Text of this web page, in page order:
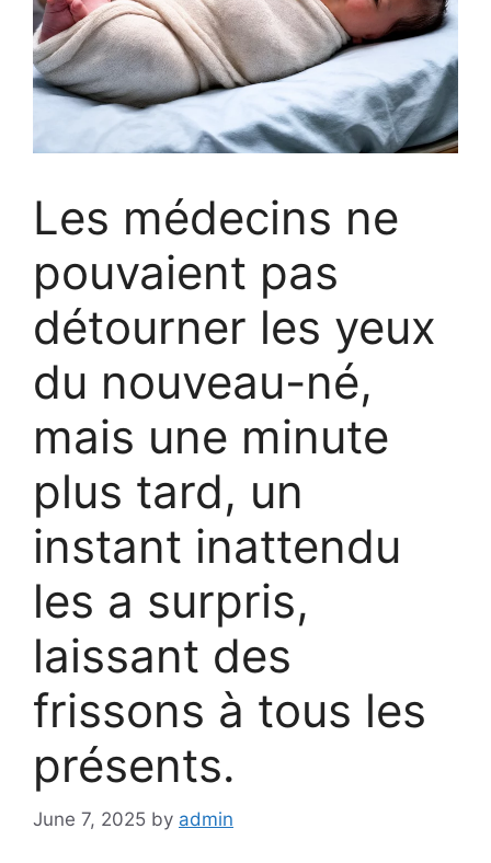
Les médecins ne
pouvaient pas
détourner les yeux
du nouveau-né,
mais une minute
plus tard, un
instant inattendu
les a surpris,
laissant des
frissons à tous les
présents.
June 7, 2025 by admin